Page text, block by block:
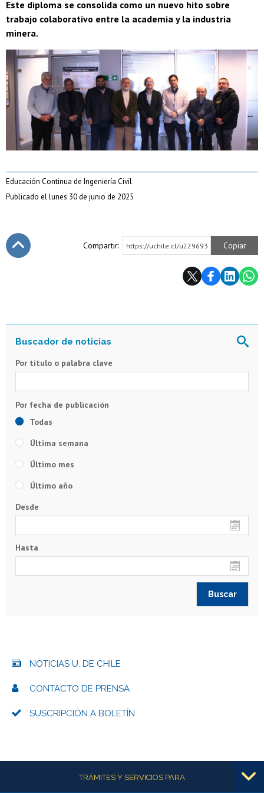
Este diploma se consolida como un nuevo hito sobre
trabajo colaborativo entre la academia y la industria
minera.
Educación Continua de Ingeniería Civil
Publicado el lunes 30 de junio de 2025
Compartir: https://uchile.cl/u229693 Copiar
Por título o palabra clave
Todas
Última semana
Último mes
Último año
Desde
Hasta
NOTICIAS U. DE CHILE
CONTACTO DE PRENSA
SUSCRIPCIÓN A BOLETÍN
Más informaciónTRÁMITES Y SERVICIOS PARA